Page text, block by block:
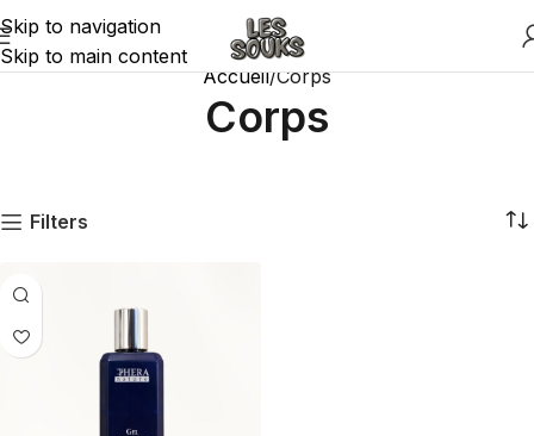
Skip to navigation
Skip to main content
Accueil Corps
Corps
Filters